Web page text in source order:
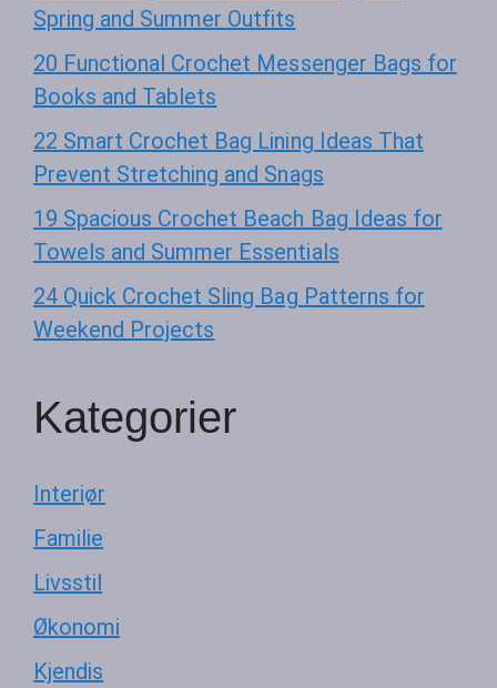
Spring and Summer Outfits
20 Functional Crochet Messenger Bags for
Books and Tablets
22 Smart Crochet Bag Lining Ideas That
Prevent Stretching and Snags
19 Spacious Crochet Beach Bag Ideas for
Towels and Summer Essentials
24 Quick Crochet Sling Bag Patterns for
Weekend Projects
Kategorier
Interiør
Familie
Livsstil
Økonomi
Kjendis